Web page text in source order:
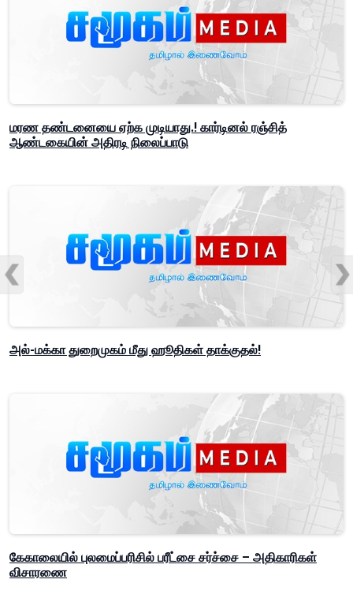
மரண தண்டனையை ஏற்க முடியாது.! கார்டினல் ரஞ்சித்
ஆண்டகையின் அதிரடி நிலைப்பாடு
அல்-மக்கா துறைமுகம் மீது ஹூதிகள் தாக்குதல்!
கேகாலையில் புலமைப்பரிசில் பரீட்சை சர்ச்சை – அதிகாரிகள்
விசாரணை